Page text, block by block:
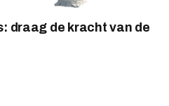
draag de kracht van de